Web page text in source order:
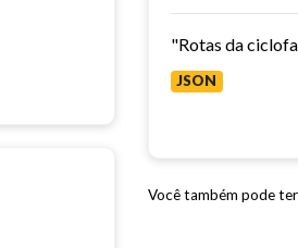
"Rotas da
JSON
Você também pode